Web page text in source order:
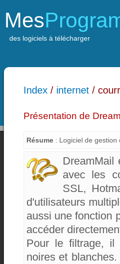
Mes
des logiciels à télécharger
Index / internet /
Présentation de
Résume : Logiciel de
DreamMail
avec les
SSL,
d'utilisateurs
aussi une fonction
accéder
Pour le filtrage, il
noires et